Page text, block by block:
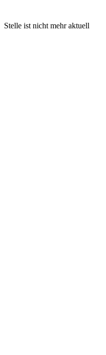
Stelle ist nicht mehr aktuell